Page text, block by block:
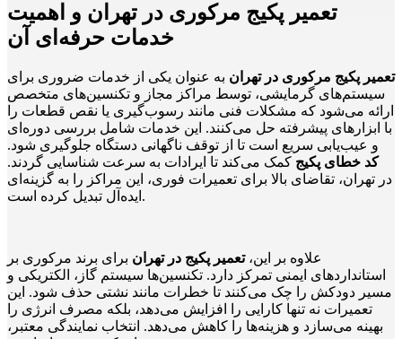
تعمیر پکیج مرکوری در تهران و اهمیت
خدمات حرفه‌ای آن
تعمیر پکیج مرکوری در تهران به عنوان یکی از خدمات ضروری برای
سیستم‌های گرمایشی، توسط مراکز مجاز و تکنسین‌های متخصص
ارائه می‌شود که مشکلات فنی مانند رسوب‌گیری یا نقص قطعات را
با ابزارهای پیشرفته حل می‌کنند. این خدمات شامل بررسی دوره‌ای
و عیب‌یابی سریع است تا از توقف ناگهانی دستگاه جلوگیری شود.
کد خطای پکیج کمک می‌کند تا ایرادات به سرعت شناسایی گردند.
در تهران، تقاضای بالا برای تعمیرات فوری، این مراکز را به گزینه‌ای
ایده‌آل تبدیل کرده است.
علاوه بر این،تعمیر پکیج در تهران برای برند مرکوری بر
استانداردهای ایمنی تمرکز دارد. تکنسین‌ها سیستم گاز، الکتریکی و
مسیر دودکش را چک می‌کنند تا خطرات مانند نشتی حذف شود. این
تعمیرات نه تنها کارایی را افزایش می‌دهد، بلکه مصرف انرژی را
بهینه می‌سازد و هزینه‌ها را کاهش می‌دهد. انتخاب نمایندگی معتبر،